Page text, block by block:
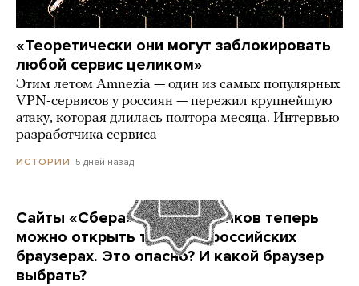
«Теоретически они могут заблокировать
любой сервис целиком»
Этим летом Amnezia — один из самых популярных
VPN-сервисов у россиян — пережил крупнейшую
атаку, которая длилась полтора месяца. Интервью
разработчика сервиса
ИСТОРИИ 5 дней назад
Сайты «Сбера» и других банков теперь
можно открыть только в российских
браузерах. Это опасно? И какой браузер
выбрать?